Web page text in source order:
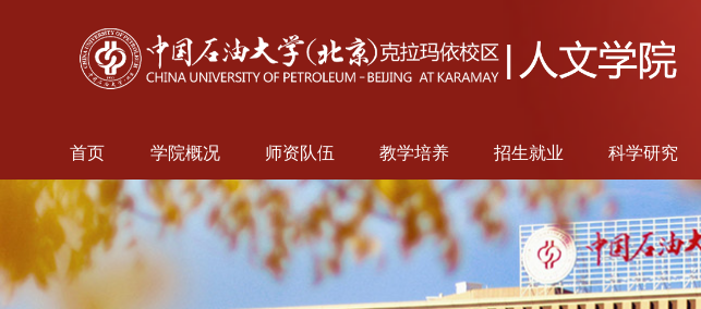
首页 学院概况 师资队伍 教学培养 招生就业 科学研究